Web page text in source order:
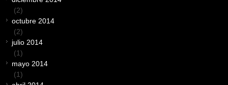
(2)
octubre 2014
(2)
julio 2014
(1)
mayo 2014
(1)